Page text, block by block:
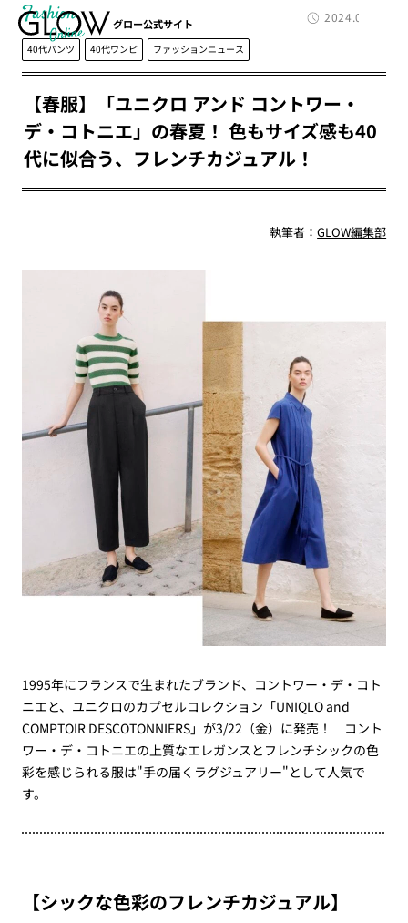
グロー公式サイト 2024.03.08
Fashion
40代パンツ 40代ワンピ ファッションニュース
【春服】「ユニクロ アンド コントワー・
デ・コトニエ」の春夏！ 色もサイズ感も40
代に似合う、フレンチカジュアル！
執筆者：GLOW編集部
1995年にフランスで生まれたブランド、コントワー・デ・コト
ニエと、ユニクロのカプセルコレクション「UNIQLO and
COMPTOIR DESCOTONNIERS」が3/22（金）に発売！ コント
ワー・デ・コトニエの上質なエレガンスとフレンチシックの色
彩を感じられる服は"手の届くラグジュアリー"として人気で
す。
【シックな色彩のフレンチカジュアル】